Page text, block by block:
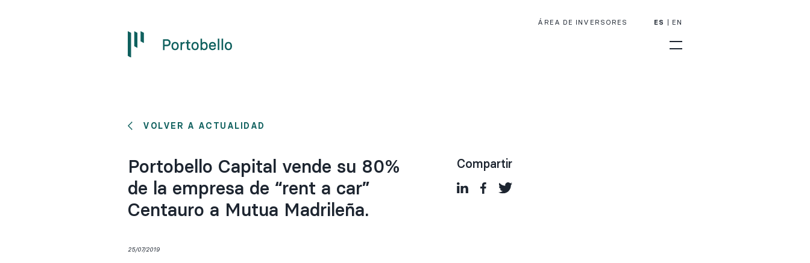
ÁREA DE INVERSORES ES EN
VOLVER A ACTUALIDAD
Portobello Capital vende su 80%
de la empresa de “rent a car”
Centauro a Mutua Madrileña.
25/07/2019
Compartir